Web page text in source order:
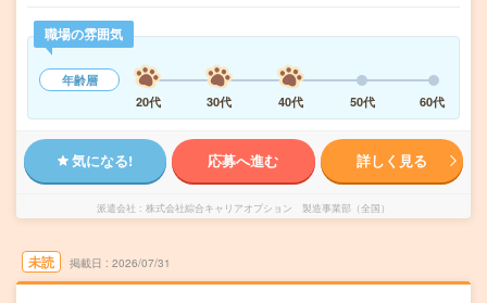
職場の雰囲気
年齢層
20代
30代 40代 50代 60代
気になる! 応募へ進む 詳しく見る
派遣会社 株式会社綜合キャリアオプション 製造事業部（全国）
未読 掲載日 2026/07/31